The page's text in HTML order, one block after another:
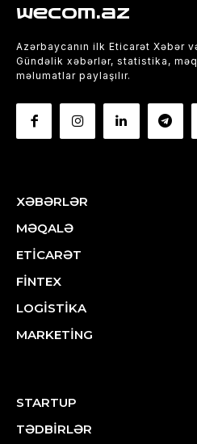
wecom.az
Azərbaycanın ilk Eticarət Xəbər
Gündəlik xəbərlər, statistika,
məlumatlar paylaşılır.
XƏBƏRLƏR
MƏQALƏ
ETİCARƏT
FİNTEX
LOGİSTİKA
MARKETİNG
STARTUP
TƏDBİRLƏR